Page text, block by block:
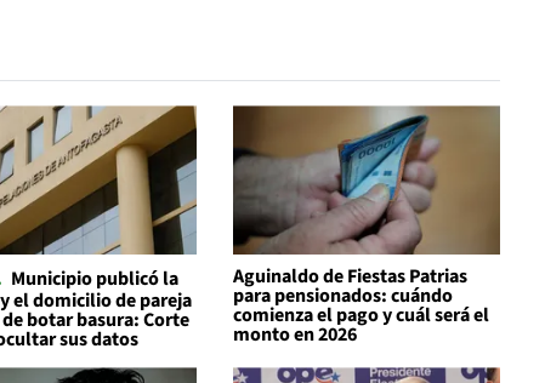
Municipio publicó la
el domicilio de pareja
botar basura: Corte
sus datos
Aguinaldo de Fiestas Patrias
para pensionados: cuándo
comienza el pago y cuál será el
monto en 2026